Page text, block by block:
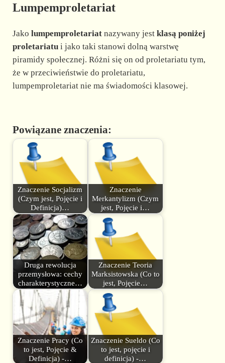
Lumpemproletariat
Jako lumpemproletariatnazywany jest klasą poniżej
proletariatui jako taki stanowi dolną warstwę
piramidy społecznej. Różni się on od proletariatu tym,
że w przeciwieństwie do proletariatu,
lumpemproletariat nie ma świadomości klasowej.
Powiązane znaczenia:
Znaczenie Socjalizm
(Czym jest, Pojęcie i
Definicja)…
Znaczenie
Merkantylizm (Czym
jest, Pojęcie i…
Druga rewolucja
przemysłowa: cechy
charakterystyczne…
Znaczenie Teoria
Marksistowska (Co to
jest, Pojęcie…
Znaczenie Pracy (Co
to jest, Pojęcie &
Definicja) -…
Znaczenie Sueldo (Co
to jest, pojęcie i
definicja) -…